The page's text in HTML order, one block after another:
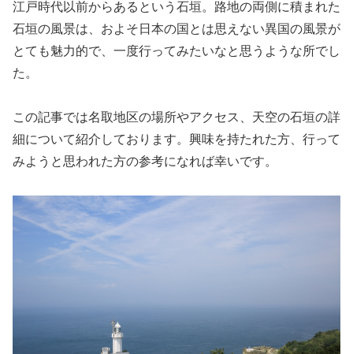
江戸時代以前からあるという石垣。路地の両側に積まれた
石垣の風景は、およそ日本の国とは思えない異国の風景が
とても魅力的で、一度行ってみたいなと思うような所でし
た。
この記事では名取地区の場所やアクセス、天空の石垣の詳
細について紹介しております。興味を持たれた方、行って
みようと思われた方の参考になれば幸いです。